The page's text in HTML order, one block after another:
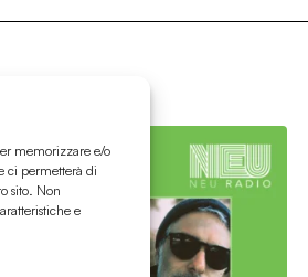
memorizzare e/o
ci permetterà di
sito. Non
e